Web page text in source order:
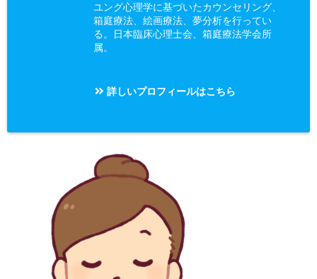
ユング心理学に基づいたカウンセリング、
箱庭療法、絵画療法、夢分析を行ってい
る。日本臨床心理士会、箱庭療法学会所
属。
詳しいプロフィールはこちら